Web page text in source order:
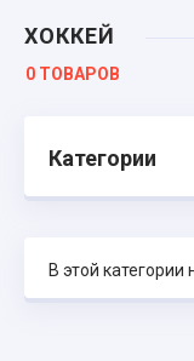
ХОККЕЙ
0 ТОВАРОВ
Категории
В этой категории